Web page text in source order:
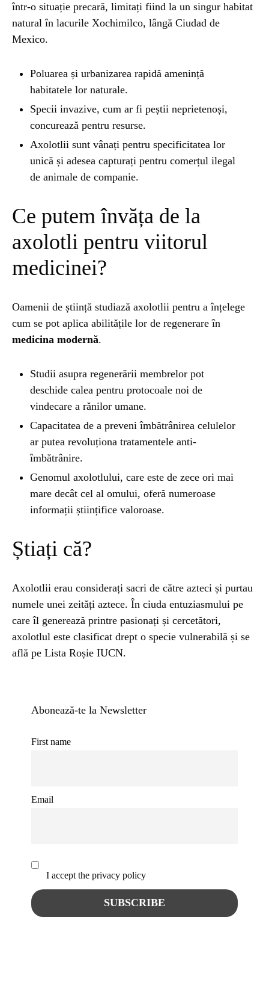
într-o situație precară, limitați fiind la un singur habitat
natural în lacurile Xochimilco, lângă Ciudad de
Mexico.
Poluarea și urbanizarea rapidă amenință
habitatele lor naturale.
Specii invazive, cum ar fi peștii neprietenoși,
concurează pentru resurse.
Axolotlii sunt vânați pentru specificitatea lor
unică și adesea capturați pentru comerțul ilegal
de animale de companie.
Ce putem învăța de la
axolotli pentru viitorul
medicinei?
Oamenii de știință studiază axolotlii pentru a înțelege
cum se pot aplica abilitățile lor de regenerare în
medicina modernă.
Studii asupra regenerării membrelor pot
deschide calea pentru protocoale noi de
vindecare a rănilor umane.
Capacitatea de a preveni îmbătrânirea celulelor
ar putea revoluționa tratamentele anti-
îmbătrânire.
Genomul axolotlului, care este de zece ori mai
mare decât cel al omului, oferă numeroase
informații științifice valoroase.
Știați că?
Axolotlii erau considerați sacri de către azteci și purtau
numele unei zeități aztece. În ciuda entuziasmului pe
care îl generează printre pasionați și cercetători,
axolotlul este clasificat drept o specie vulnerabilă și se
află pe Lista Roșie IUCN.
Abonează-te la Newsletter
First name
Email
I accept the privacy policy